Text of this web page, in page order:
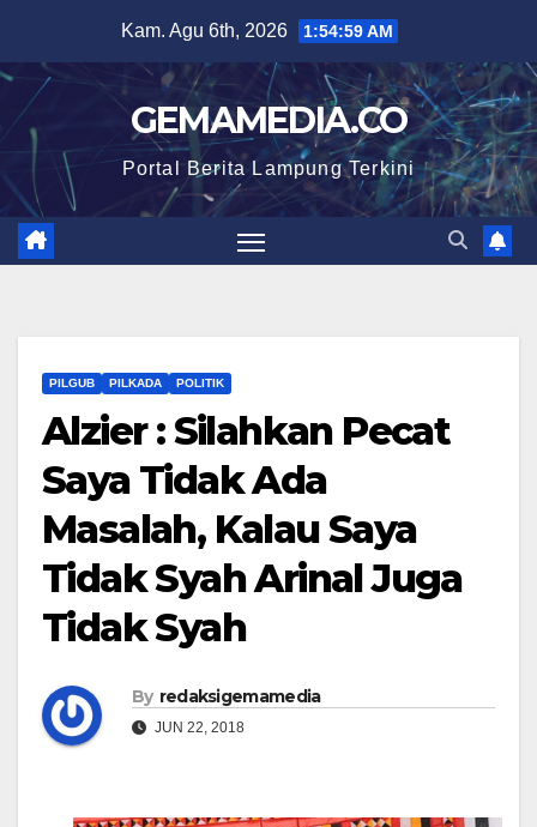
content
Kam. Agu 6th, 2026 1:55:00 AM
GEMAMEDIA.CO
Portal Berita Lampung Terkini
PILGUB PILKADA POLITIK
Alzier : Silahkan Pecat
Saya Tidak Ada
Masalah, Kalau Saya
Tidak Syah Arinal Juga
Tidak Syah
By redaksigemamedia
JUN 22, 2018